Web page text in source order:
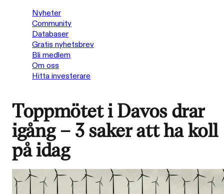
Nyheter
Community
Databaser
Gratis nyhetsbrev
Bli medlem
Om oss
Hitta investerare
Toppmötet i Davos drar
igång – 3 saker att ha koll
på idag